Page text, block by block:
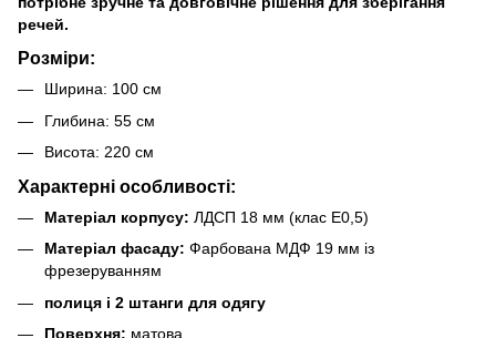
речей.
Розміри:
Ширина: 100 см
Глибина: 55 см
Висота: 220 см
Характерні особливості:
Матеріал корпусу: ЛДСП 18 мм (клас E0,5)
Матеріал фасаду: Фарбована МДФ 19 мм із
фрезеруванням
полиця і 2 штанги для одягу
Поверхня: матова